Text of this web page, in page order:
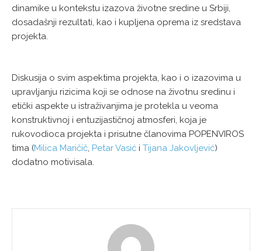
dinamike u kontekstu izazova životne sredine u Srbiji,
dosadašnji rezultati, kao i kupljena oprema iz sredstava
projekta.
Diskusija o svim aspektima projekta, kao i o izazovima u
upravljanju rizicima koji se odnose na životnu sredinu i
etički aspekte u istraživanjima je protekla u veoma
konstruktivnoj i entuzijastičnoj atmosferi, koja je
rukovodioca projekta i prisutne članovima POPENVIROS
tima (Milica Maričič Petar Vasić i Tijana Jakovljević)
dodatno motivisala.